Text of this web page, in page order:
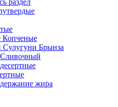
раздел
Копченые
Брынза
жира